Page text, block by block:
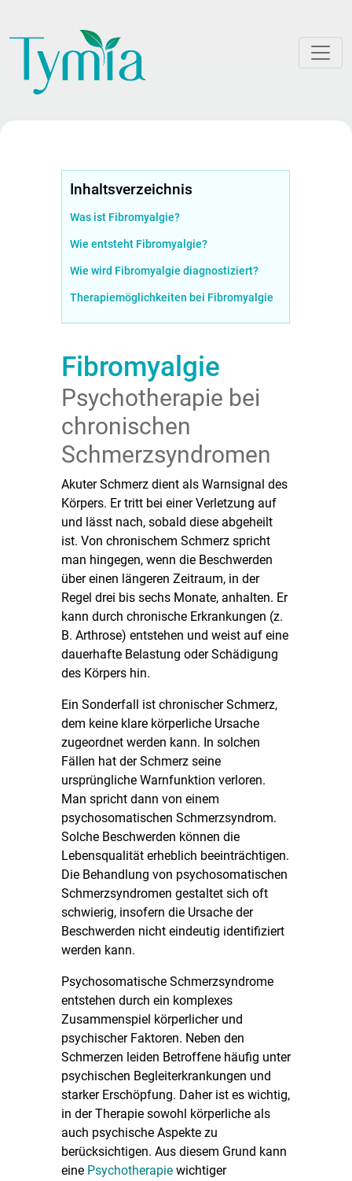
Inhaltsverzeichnis
Was ist Fibromyalgie?
Wie entsteht Fibromyalgie?
Wie wird Fibromyalgie diagnostiziert?
Therapiemöglichkeiten bei Fibromyalgie
Fibromyalgie
Psychotherapie bei
chronischen
Schmerzsyndromen
Akuter Schmerz dient als Warnsignal des
Körpers. Er tritt bei einer Verletzung auf
und lässt nach, sobald diese abgeheilt
ist. Von chronischem Schmerz spricht
man hingegen, wenn die Beschwerden
über einen längeren Zeitraum, in der
Regel drei bis sechs Monate, anhalten. Er
kann durch chronische Erkrankungen (z.
B. Arthrose) entstehen und weist auf eine
dauerhafte Belastung oder Schädigung
des Körpers hin.
Ein Sonderfall ist chronischer Schmerz,
dem keine klare körperliche Ursache
zugeordnet werden kann. In solchen
Fällen hat der Schmerz seine
ursprüngliche Warnfunktion verloren.
Man spricht dann von einem
psychosomatischen Schmerzsyndrom.
Solche Beschwerden können die
Lebensqualität erheblich beeinträchtigen.
Die Behandlung von psychosomatischen
Schmerzsyndromen gestaltet sich oft
schwierig, insofern die Ursache der
Beschwerden nicht eindeutig identifiziert
werden kann.
Psychosomatische Schmerzsyndrome
entstehen durch ein komplexes
Zusammenspiel körperlicher und
psychischer Faktoren. Neben den
Schmerzen leiden Betroffene häufig unter
psychischen Begleiterkrankungen und
starker Erschöpfung. Daher ist es wichtig,
in der Therapie sowohl körperliche als
auch psychische Aspekte zu
berücksichtigen. Aus diesem Grund kann
eine Psychotherapie wichtiger